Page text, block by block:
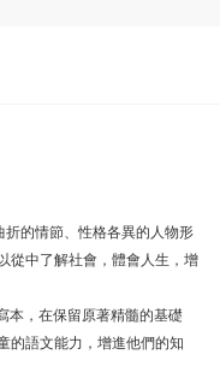
的情節、性格各異的人物形
從中了解社會，體會人生，增
本，在保留原著精髓的基礎
的語文能力，增進他們的知